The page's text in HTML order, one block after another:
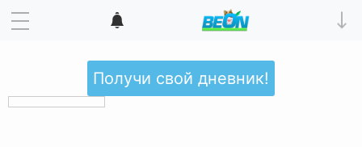
Получи свой дневник!